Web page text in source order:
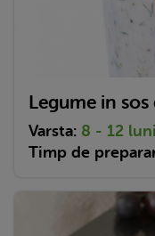
Legume in
Varsta: 8 - 12 luni
Timp de